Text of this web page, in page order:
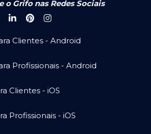
o Grifo nas Redes Sociais
Clientes - Android
Profissionais - Android
Clientes - iOS
Profissionais - iOS